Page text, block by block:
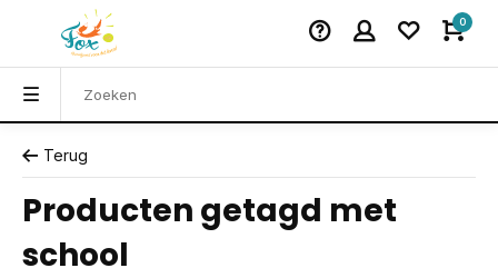
0
Terug
Producten getagd met
school